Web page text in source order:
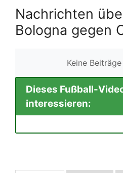
Nachrichten
Bologna gegen
Keine
Dieses Fußball-
interessieren: